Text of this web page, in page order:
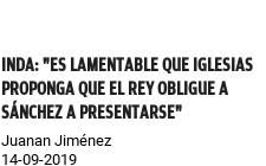
INDA: "ES LAMENTABLE QUE IGLESIAS
PROPONGA QUE EL REY OBLIGUE A
SÁNCHEZ A PRESENTARSE"
Juanan Jiménez
14-09-2019